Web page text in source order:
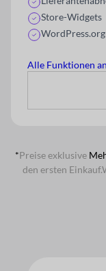
Store-Widgets
Alle Funktionen
*Preise exklusive
den ersten Einkauf.